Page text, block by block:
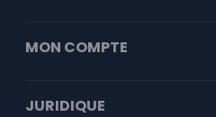
MON COMPTE
JURIDIQUE